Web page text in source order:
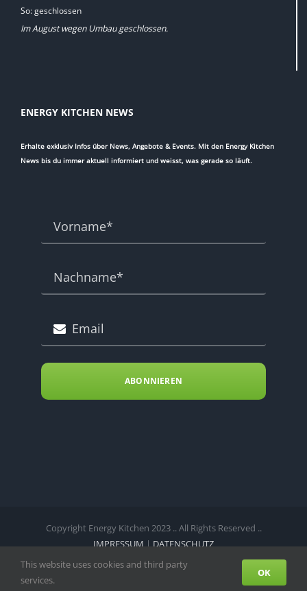
So: geschlossen
Im August wegen Umbau geschlossen.
ENERGY KITCHEN NEWS
Erhalte exklusiv Infos über News, Angebote & Events. Mit den Energy Kitchen
News bis du immer aktuell informiert und weisst, was gerade so läuft.
ABONNIEREN
Copyright Energy Kitchen 2023 .. All Rights Reserved ..
IMPRESSUM|DATENSCHUTZ
FacebookInstagramTelefon
This website uses cookies and third party
services.
OK